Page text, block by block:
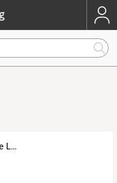
Blog de gatebourse Les Herbiers (France) - Voyages à vélo